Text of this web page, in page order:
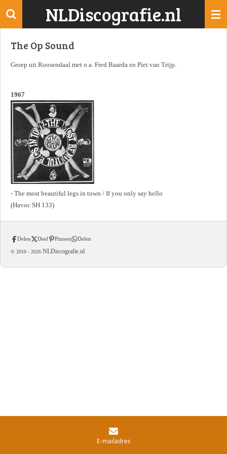
Ga
de
NLDiscografie.nl
The Op Sound
Groep uit Roosendaal met o.a. Fred Baarda en Piet van Trijp.
1967
- The most beautiful legs in town / If you only say hello
(Havoc SH 133)
Delen Deel Pinnen Delen
© 2010 - 2026 NLDiscografie.nl
E-mailadres